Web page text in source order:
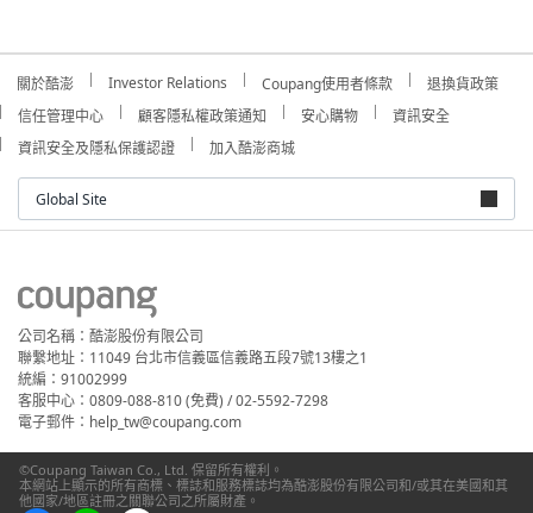
關於酷澎 Investor Relations Coupang使用者條款
退換貨政策
信任管理中心
顧客隱私權政策通知 安心購物
資訊安全
資訊安全及隱私保護認證
加入酷澎商城
Global Site
公司名稱：酷澎股份有限公司
聯繫地址：11049 台北市信義區信義路五段7號13樓之1
統編：91002999
客服中心：0809-088-810 (免費) / 02-5592-7298
電子郵件：help_tw@coupang.com
©Coupang Taiwan Co., Ltd. 保留所有權利。
本網站上顯示的所有商標、標誌和服務標誌均為酷澎股份有限公司和/或其在美國和其
他國家/地區註冊之關聯公司之所屬財產。